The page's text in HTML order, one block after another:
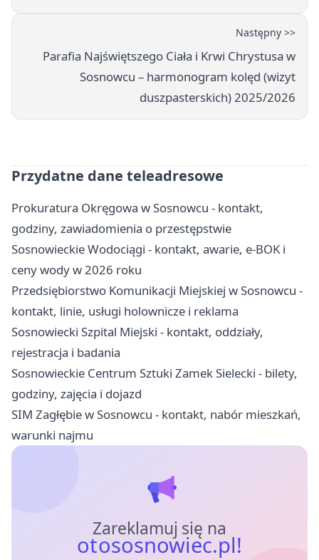
Następny >>
Parafia Najświętszego Ciała i Krwi Chrystusa w
Sosnowcu – harmonogram kolęd (wizyt
duszpasterskich) 2025/2026
Przydatne dane teleadresowe
Prokuratura Okręgowa w Sosnowcu - kontakt,
godziny, zawiadomienia o przestępstwie
Sosnowieckie Wodociągi - kontakt, awarie, e-BOK i
ceny wody w 2026 roku
Przedsiębiorstwo Komunikacji Miejskiej w Sosnowcu -
kontakt, linie, usługi holownicze i reklama
Sosnowiecki Szpital Miejski - kontakt, oddziały,
rejestracja i badania
Sosnowieckie Centrum Sztuki Zamek Sielecki - bilety,
godziny, zajęcia i dojazd
SIM Zagłębie w Sosnowcu - kontakt, nabór mieszkań,
warunki najmu
Zareklamuj się na
otososnowiec.pl!